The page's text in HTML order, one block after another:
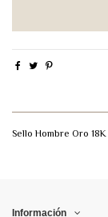
Sello Hombre Oro 18K
Información